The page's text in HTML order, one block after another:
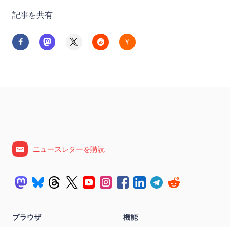
記事を共有
ニュースレターを購読
ブラウザ
機能